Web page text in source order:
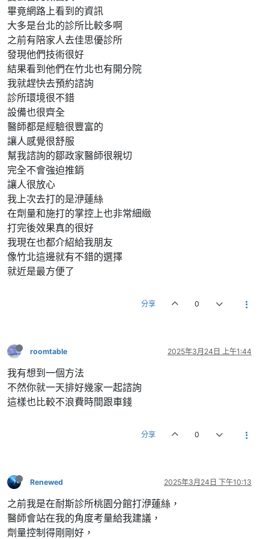
畢竟網路上看到的資訊
大多是台北的診所比較多啊
之前有陪家人去佳思優診所
發現他們技術很好
結果看到他們在竹北也有開分院
我就趕快去預約諮詢
診所環境很不錯
設備也很齊全
醫師都是經驗很豐富的
讓人感覺很舒服
幫我諮詢的鄒政家醫師很親切
完全不會強迫推銷
讓人很放心
我上次去打的是洢蓮絲
在劑量和施打的掌控上也非常細緻
打完後效果真的很好
我現在也都介紹給我朋友
像竹北這邊就有不錯的選擇
就近是最方便了
分享 0
roomtable 2025年3月24日 上午1:44
我有想到一個方法
不然你就一天排好幾家一起諮詢
這樣也比較不浪費時間跟車錢
分享 0
Renewed 2025年3月24日 下午10:13
之前我是在耐斯診所桃園分館打洢蓮絲，
醫師會站在我的角度考量給我建議，
劑量控制得剛剛好，